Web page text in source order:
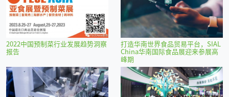
2022中国预制菜行业发展趋势洞察
报告
打造华南世界食品贸易平台，SIAL
China华南国际食品展迎来参展高
峰期